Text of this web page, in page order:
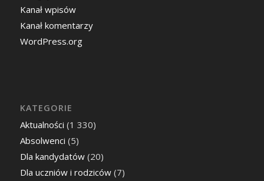
Kanał wpisów
Kanał komentarzy
WordPress.org
KATEGORIE
Aktualności (1 330)
Absolwenci (5)
Dla kandydatów(20)
Dla uczniów i rodziców(7)